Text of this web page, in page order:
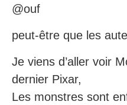
@ouf
peut-être que les
Je viens d’aller voir
dernier Pixar,
Les monstres sont